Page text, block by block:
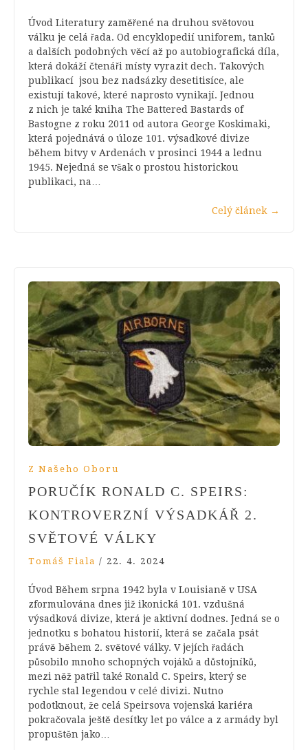
Úvod Literatury zaměřené na druhou světovou
válku je celá řada. Od encyklopedií uniforem, tanků
a dalších podobných věcí až po autobiografická díla,
která dokáží čtenáři místy vyrazit dech. Takových
publikací jsou bez nadsázky desetitisíce, ale
existují takové, které naprosto vynikají. Jednou
z nich je také kniha The Battered Bastards of
Bastogne z roku 2011 od autora George Koskimaki,
která pojednává o úloze 101. výsadkové divize
během bitvy v Ardenách v prosinci 1944 a lednu
1945. Nejedná se však o prostou historickou
publikaci, na…
Celý článek →
Z Našeho Oboru
PORUČÍK RONALD C. SPEIRS:
KONTROVERZNÍ VÝSADKÁŘ 2.
SVĚTOVÉ VÁLKY
Tomáš Fiala / 22. 4. 2024
Úvod Během srpna 1942 byla v Louisianě v USA
zformulována dnes již ikonická 101. vzdušná
výsadková divize, která je aktivní dodnes. Jedná se o
jednotku s bohatou historií, která se začala psát
právě během 2. světové války. V jejích řadách
působilo mnoho schopných vojáků a důstojníků,
mezi něž patřil také Ronald C. Speirs, který se
rychle stal legendou v celé divizi. Nutno
podotknout, že celá Speirsova vojenská kariéra
pokračovala ještě desítky let po válce a z armády byl
propuštěn jako…